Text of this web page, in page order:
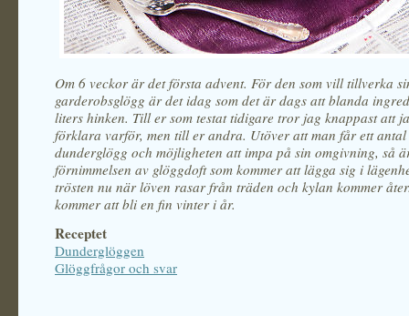
Om 6 veckor är det första advent. För den som vill tillverka
garderobsglögg är det idag som det är dags att blanda
liters hinken. Till er som testat tidigare tror jag knappast att
förklara varför, men till er andra. Utöver att man får ett
dunderglögg och möjligheten att impa på sin omgivning, så
förnimmelsen av glöggdoft som kommer att lägga sig i
trösten nu när löven rasar från träden och kylan kommer
kommer att bli en fin vinter i år.
Receptet
Dunderglöggen
Glöggfrågor och svar